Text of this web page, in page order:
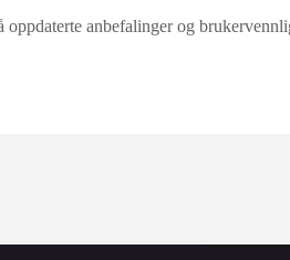
anbefalinger og